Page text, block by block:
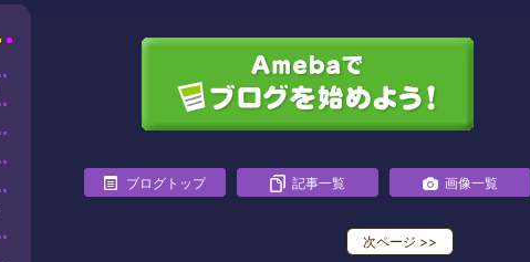
ブログトップ 記事一覧 画像一覧
次ページ >>